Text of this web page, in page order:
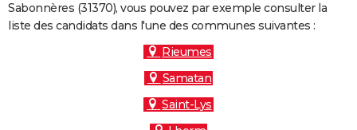
FORUM
Sabonnères (31370), vous pouvez par exemple consulter la
liste des candidats dans l'une des communes suivantes :
Rieumes
Samatan
Saint-Lys